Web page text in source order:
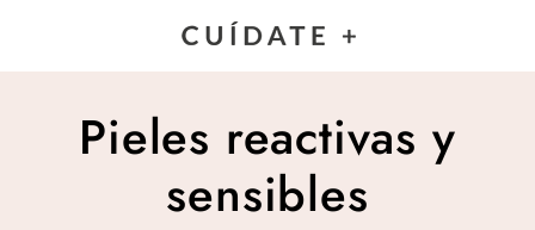
Pieles reactivas y
sensibles